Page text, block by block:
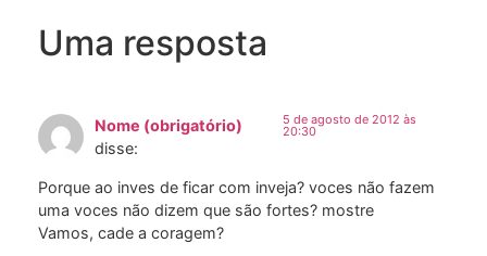
Uma resposta
Nome (obrigatório)
disse:
5 de agosto de 2012 às
20:30
Porque ao inves de ficar com inveja? voces não fazem
uma voces não dizem que são fortes? mostre
Vamos, cade a coragem?